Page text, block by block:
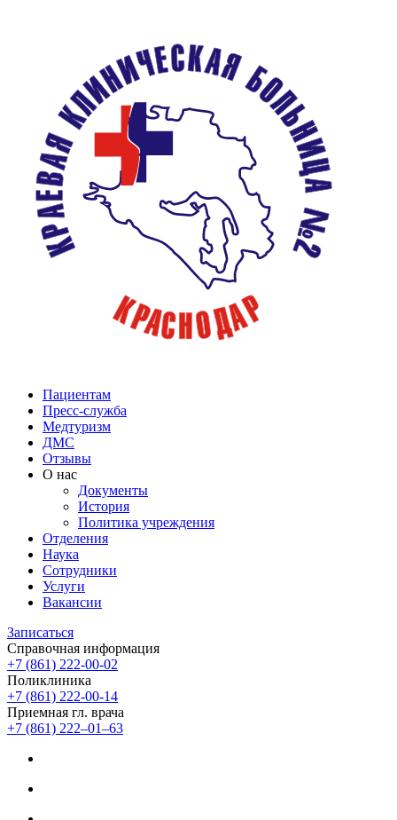
Пациентам
Пресс-служба
Медтуризм
ДМС
Отзывы
О нас
Документы
История
Политика учреждения
Отделения
Наука
Сотрудники
Услуги
Вакансии
Записаться
Справочная информация
+7 (861) 222-00-02
Поликлиника
+7 (861) 222-00-14
Приемная гл. врача
+7 (861) 222‒01‒63